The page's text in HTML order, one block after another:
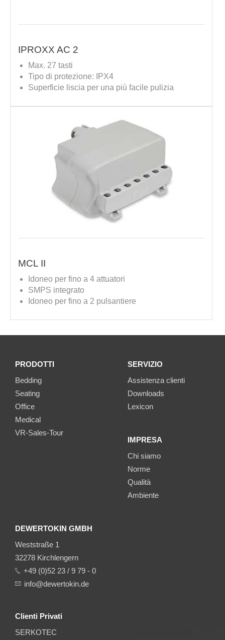
IPROXX AC 2
Max. 27 tasti
Tipo di protezione: IPX4
Superficie liscia per una più facile pulizia
MCL II
Idoneo per fino a 4 attuatori
SMPS integrato
Idoneo per fino a 2 pulsantiere
PRODOTTI
Bedding
Seating
Office
Medical
VR-Sales-Tour
SERVIZIO
Assistenza clienti
Downloads
Lexicon
IMPRESA
Chi siamo
Norme
Qualità
Ambiente
DEWERTOKIN GMBH
Weststraße 1
32278 Kirchlengern
+49 (0)52 23 / 9 79 - 0
info@dewertokin.de
Clienti Privati
SERKOTEC